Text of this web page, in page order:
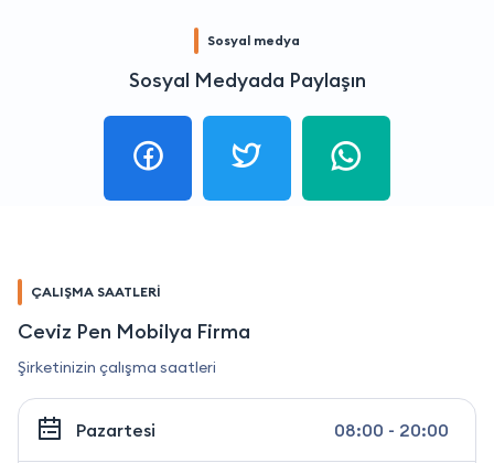
Sosyal medya
Sosyal Medyada Paylaşın
ÇALIŞMA SAATLERİ
Ceviz Pen Mobilya Firma
Şirketinizin çalışma saatleri
Pazartesi 08:00 - 20:00